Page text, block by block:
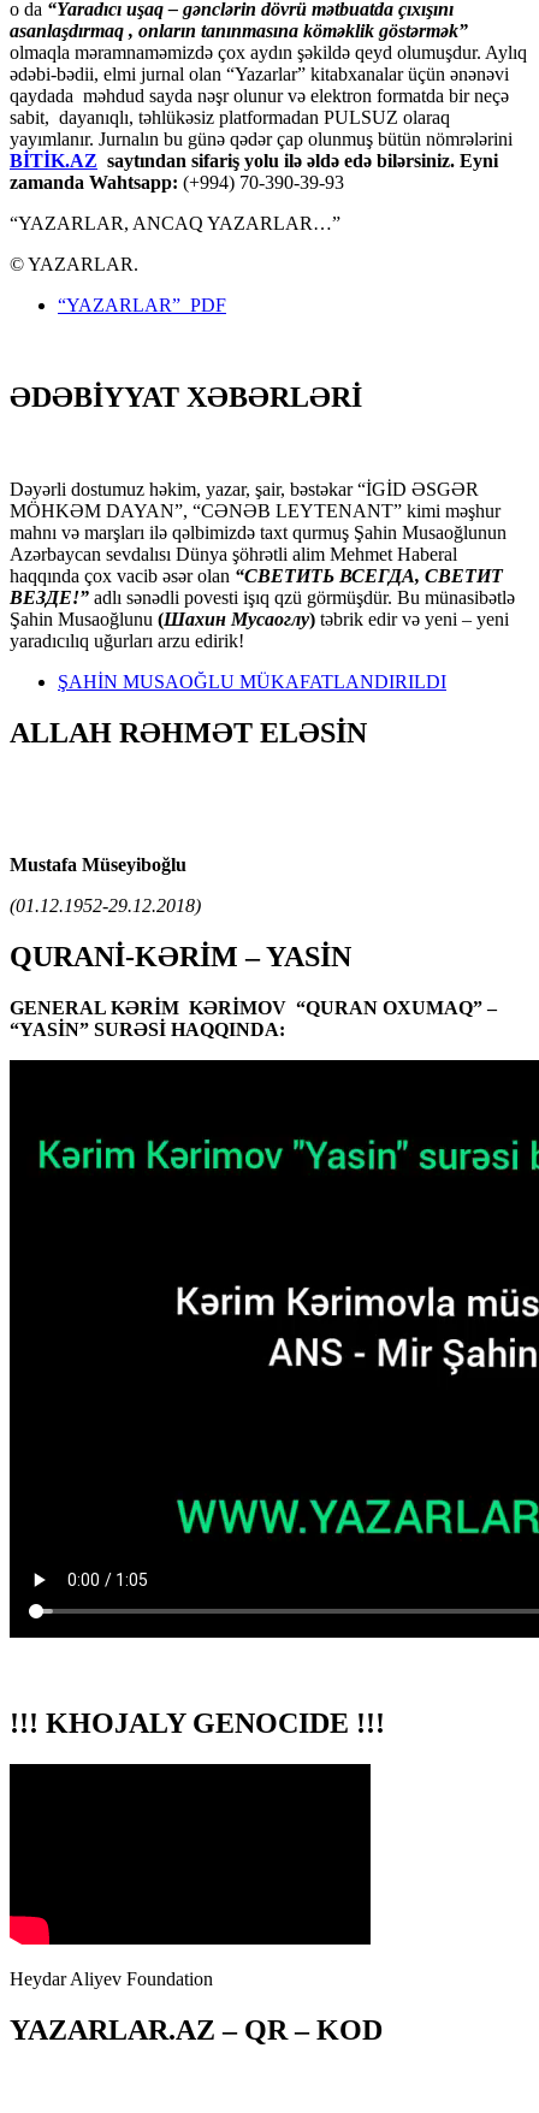
o da “Yaradıcı uşaq – gәnclәrin dövrü mәtbuatda çıxışını
asanlaşdırmaq , onların tanınmasına kömәklik göstәrmәk”
olmaqla məramnaməmizdə çox aydın şəkildə qeyd olumuşdur. Aylıq
ədəbi-bədii, elmi jurnal olan “Yazarlar” kitabxanalar üçün ənənəvi
qaydada məhdud sayda nəşr olunur və elektron formatda bir neçə
sabit, dayanıqlı, təhlükəsiz platformadan PULSUZ olaraq
yayımlanır. Jurnalın bu günə qədər çap olunmuş bütün nömrələrini
BİTİK.AZ saytından sifariş yolu ilə əldə edə bilərsiniz. Eyni
zamanda Wahtsapp: (+994) 70-390-39-93
“YAZARLAR, ANCAQ YAZARLAR…”
© YAZARLAR.
“YAZARLAR” PDF
ƏDƏBİYYAT XƏBƏRLƏRİ
Dəyərli dostumuz həkim, yazar, şair, bəstəkar “İGİD ƏSGƏR
MÖHKƏM DAYAN”, “CƏNƏB LEYTENANT” kimi məşhur
mahnı və marşları ilə qəlbimizdə taxt qurmuş Şahin Musaoğlunun
Azərbaycan sevdalısı Dünya şöhrətli alim Mehmet Haberal
haqqında çox vacib əsər olan “СВЕТИТЬ ВСЕГДА, СВЕТИТ
ВЕЗДЕ!” adlı sənədli povesti işıq qzü görmüşdür. Bu münasibətlə
Şahin Musaoğlunu (Шахин Мусаоглу) təbrik edir və yeni – yeni
yaradıcılıq uğurları arzu edirik!
ŞAHİN MUSAOĞLU MÜKAFATLANDIRILDI
ALLAH RƏHMƏT ELƏSİN
Mustafa Müseyiboğlu
(01.12.1952-29.12.2018)
QURANİ-KƏRİM – YASİN
GENERAL KƏRİM KƏRİMOV “QURAN OXUMAQ” –
“YASİN” SURƏSİ HAQQINDA:
!!! KHOJALY GENOCIDE !!!
Heydar Aliyev Foundation
YAZARLAR.AZ – QR – KOD